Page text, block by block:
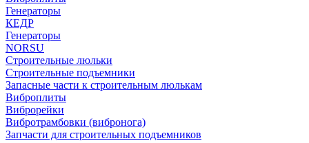
Генераторы
КЕДР
Генераторы
NORSU
Строительные люльки
Строительные подъемники
Запасные части к строительным люлькам
Виброплиты
Виброрейки
Вибротрамбовки (вибронога)
Запчасти для строительных подъемников